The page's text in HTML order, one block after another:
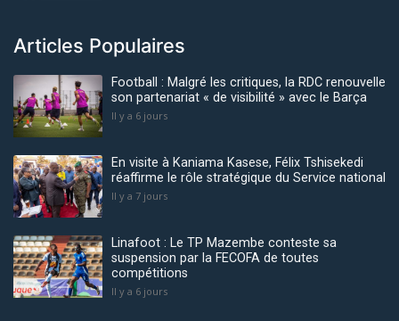
Articles Populaires
Football : Malgré les critiques, la RDC renouvelle
son partenariat « de visibilité » avec le Barça
Il y a 6 jours
En visite à Kaniama Kasese, Félix Tshisekedi
réaffirme le rôle stratégique du Service national
Il y a 7 jours
Linafoot : Le TP Mazembe conteste sa
suspension par la FECOFA de toutes
compétitions
Il y a 6 jours